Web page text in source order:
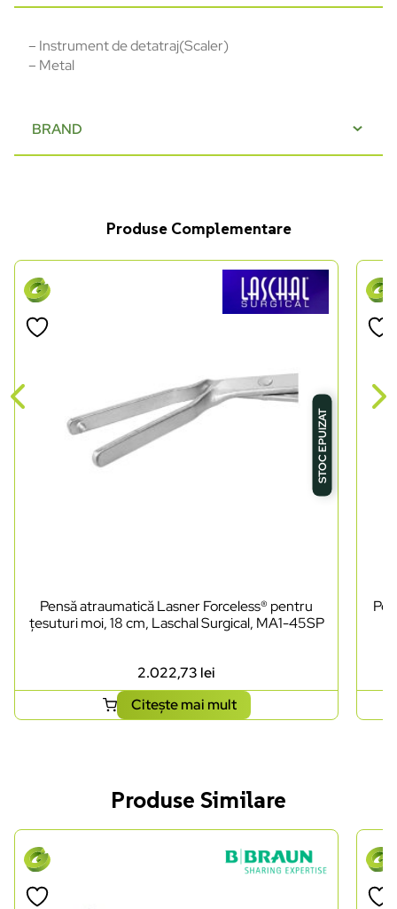
– Instrument de detatraj(Scaler)
– Metal
BRAND
Produse Complementare
STOC EPUIZAT
Pensă atraumatică Lasner Forceless® pentru
țesuturi moi, 18 cm, Laschal Surgical, MA1-45SP
2.022,73 lei
Citește mai mult
Produse Similare